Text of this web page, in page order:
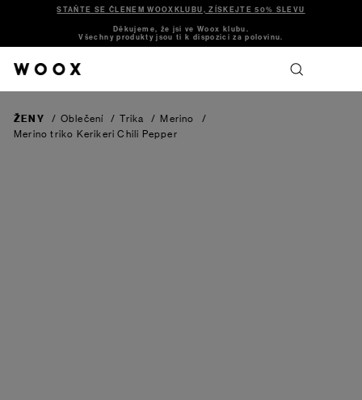
STAŇTE SE ČLENEM WOOXKLUBU, ZÍSKEJTE 50% SLEVU
Děkujeme, že jsi ve Woox klubu.
Všechny produkty jsou ti k dispozici za polovinu.
ŽENY / Oblečení / Trika / Merino
/
Merino triko KerikeriChili Pepper